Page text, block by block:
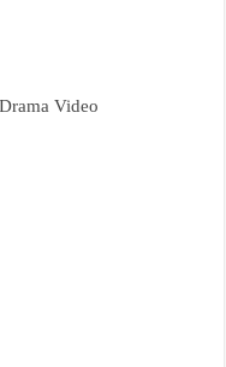
Video